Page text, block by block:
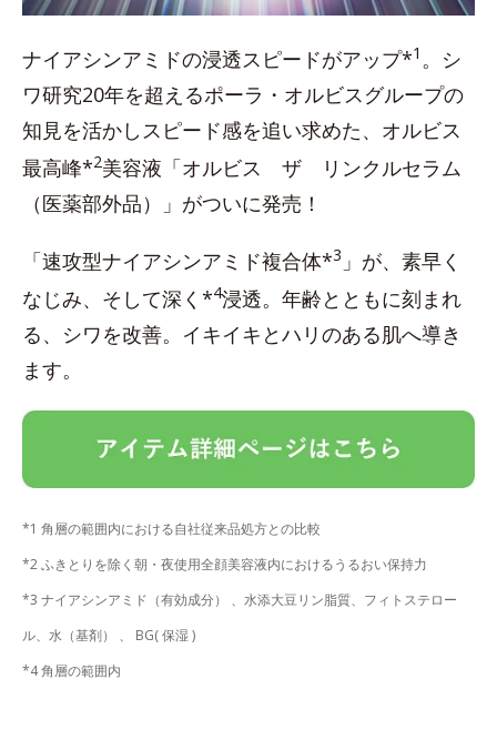
ナイアシンアミドの浸透スピードがアップ*1 。シ
ワ研究20年を超えるポーラ・オルビスグループの
知見を活かしスピード感を追い求めた、オルビス
最高峰*2美容液「オルビス ザ リンクルセラム
（医薬部外品）」がついに発売！
「速攻型ナイアシンアミド複合体*3 」が、素早く
なじみ、そして深く*4浸透。年齢とともに刻まれ
る、シワを改善。イキイキとハリのある肌へ導き
ます。
*1 角層の範囲内における自社従来品処方との比較
*2 ふきとりを除く朝・夜使用全顔美容液内におけるうるおい保持力
*3 ナイアシンアミド（有効成分） 、水添大豆リン脂質、フィトステロー
ル、水（基剤） 、 BG( 保湿 )
*4 角層の範囲内